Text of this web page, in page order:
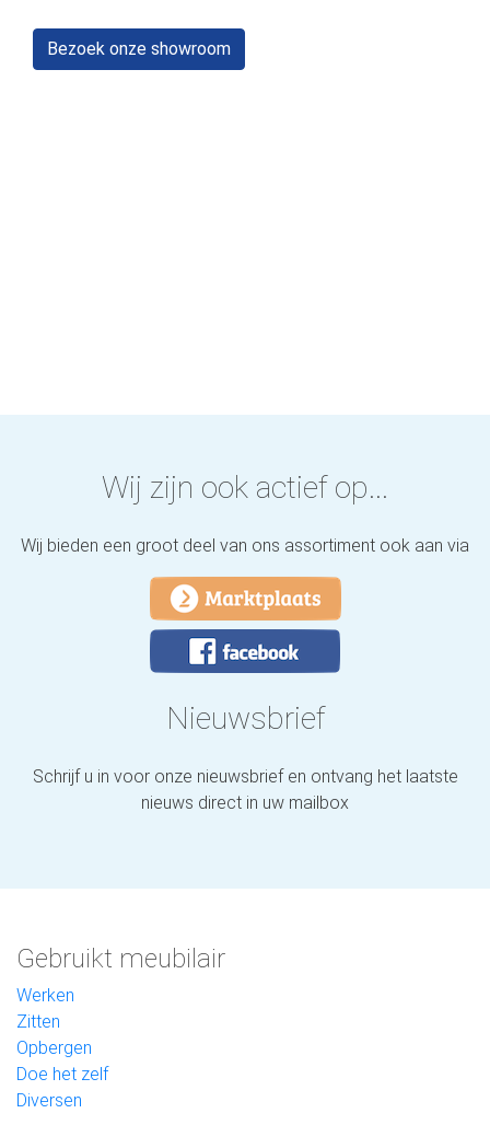
Bezoek onze showroom
Wij zijn ook actief op...
Wij bieden een groot deel van ons assortiment ook aan via
Nieuwsbrief
Schrijf u in voor onze nieuwsbrief en ontvang het laatste
nieuws direct in uw mailbox
Gebruikt meubilair
Werken
Zitten
Opbergen
Doe het zelf
Diversen